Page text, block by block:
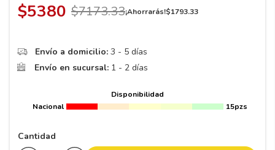
$5380 $7173.33¡Ahorrarás!$1793.33
Envío a domicilio: 3 - 5 días
Envío en sucursal: 1 - 2 días
Disponibilidad
Nacional
15pzs
Cantidad